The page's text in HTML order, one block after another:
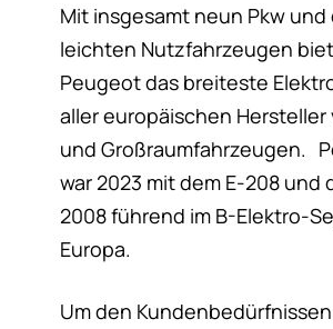
Mit insgesamt neun Pkw und
leichten Nutzfahrzeugen
Peugeot das breiteste
aller europäischen Hersteller
und Großraumfahrzeugen.
war 2023 mit dem E-208 und
2008 führend im B-Elektro-
Europa.
Um den